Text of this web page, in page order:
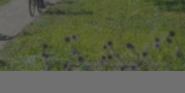
Jena_Radfahrer_JenaKultur_Ch.Häcker